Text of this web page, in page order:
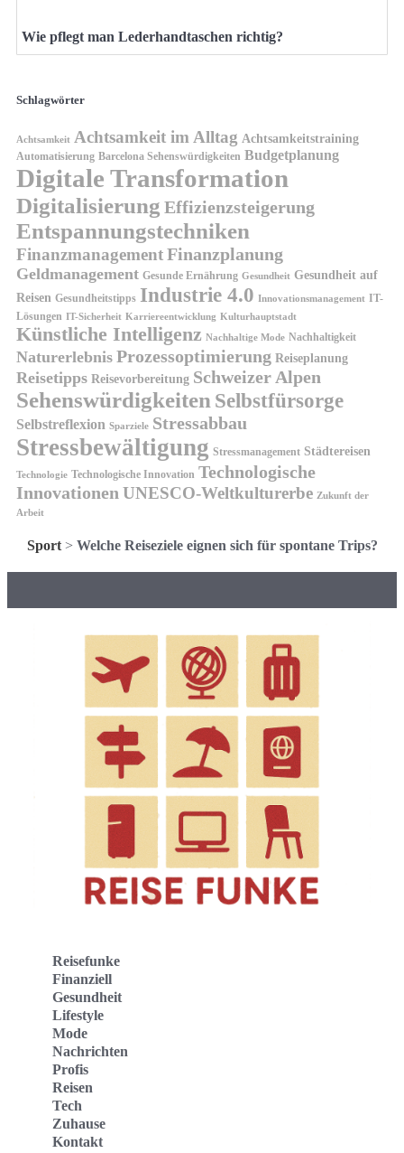
Wie pflegt man Lederhandtaschen richtig?
Schlagwörter
Achtsamkeit Achtsamkeit im Alltag Achtsamkeitstraining
Automatisierung Barcelona Sehenswürdigkeiten Budgetplanung
Digitale Transformation
Digitalisierung Effizienzsteigerung
Entspannungstechniken
FinanzmanagementFinanzplanung
Geldmanagement Gesunde Ernährung Gesundheit Gesundheit auf
Reisen Gesundheitstipps Industrie 4.0 Innovationsmanagement IT-
Lösungen IT-Sicherheit Karriereentwicklung Kulturhauptstadt
Künstliche Intelligenz Nachhaltige Mode Nachhaltigkeit
Naturerlebnis Prozessoptimierung Reiseplanung
Reisetipps Reisevorbereitung Schweizer Alpen
Sehenswürdigkeiten Selbstfürsorge
Selbstreflexion Sparziele Stressabbau
Stressbewältigung Stressmanagement Städtereisen
Technologie Technologische Innovation Technologische
Innovationen UNESCO-Weltkulturerbe Zukunft der
Arbeit
Sport> Welche Reiseziele eignen sich für spontane Trips?
Reisefunke
Finanziell
Gesundheit
Lifestyle
Mode
Nachrichten
Profis
Reisen
Tech
Zuhause
Kontakt